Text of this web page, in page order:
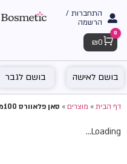
התחברות /
הרשמה
Cart
0
₪ 0
בושם לאישה בושם לגבר
דף הבית»מוצרים»סאן פלאוורס 100מל אדט מבית אליזבת ארדן – בושם לאישה
Loading...